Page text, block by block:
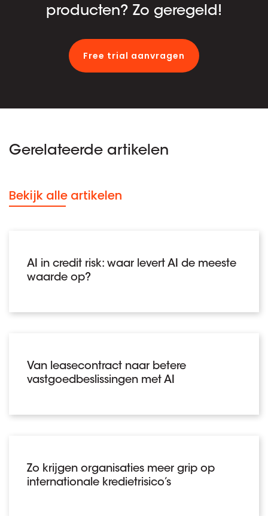
producten? Zo geregeld!
Free trial aanvragen
Gerelateerde artikelen
Bekijk alle artikelen
AI in credit risk: waar levert AI de meeste
waarde op?
Van leasecontract naar betere
vastgoedbeslissingen met AI
Zo krijgen organisaties meer grip op
internationale kredietrisico’s